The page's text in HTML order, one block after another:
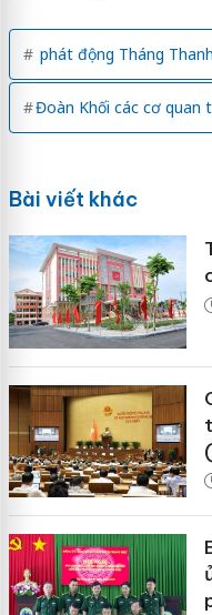
phát động Tháng
Đoàn Khối các cơ quan
Bài viết khác